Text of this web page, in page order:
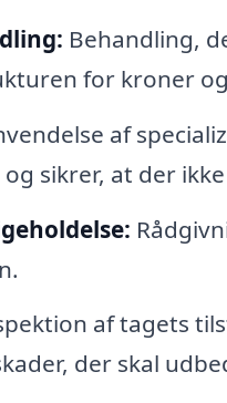
Behandling,
for kroner
af
sikrer, at der
af tagets
der skal